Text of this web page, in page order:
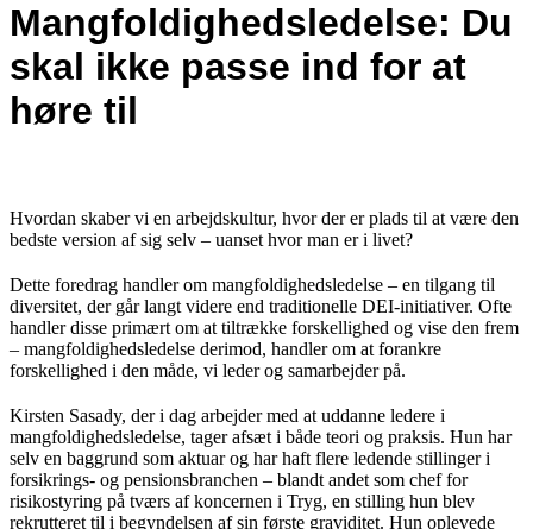
Mangfoldighedsledelse: Du
skal ikke passe ind for at
høre til
Hvordan skaber vi en arbejdskultur, hvor der er plads til at være den
bedste version af sig selv – uanset hvor man er i livet?
Dette foredrag handler om mangfoldighedsledelse – en tilgang til
diversitet, der går langt videre end traditionelle DEI-initiativer. Ofte
handler disse primært om at tiltrække forskellighed og vise den frem
– mangfoldighedsledelse derimod, handler om at forankre
forskellighed i den måde, vi leder og samarbejder på.
Kirsten Sasady, der i dag arbejder med at uddanne ledere i
mangfoldighedsledelse, tager afsæt i både teori og praksis. Hun har
selv en baggrund som aktuar og har haft flere ledende stillinger i
forsikrings- og pensionsbranchen – blandt andet som chef for
risikostyring på tværs af koncernen i Tryg, en stilling hun blev
rekrutteret til i begyndelsen af sin første graviditet. Hun oplevede